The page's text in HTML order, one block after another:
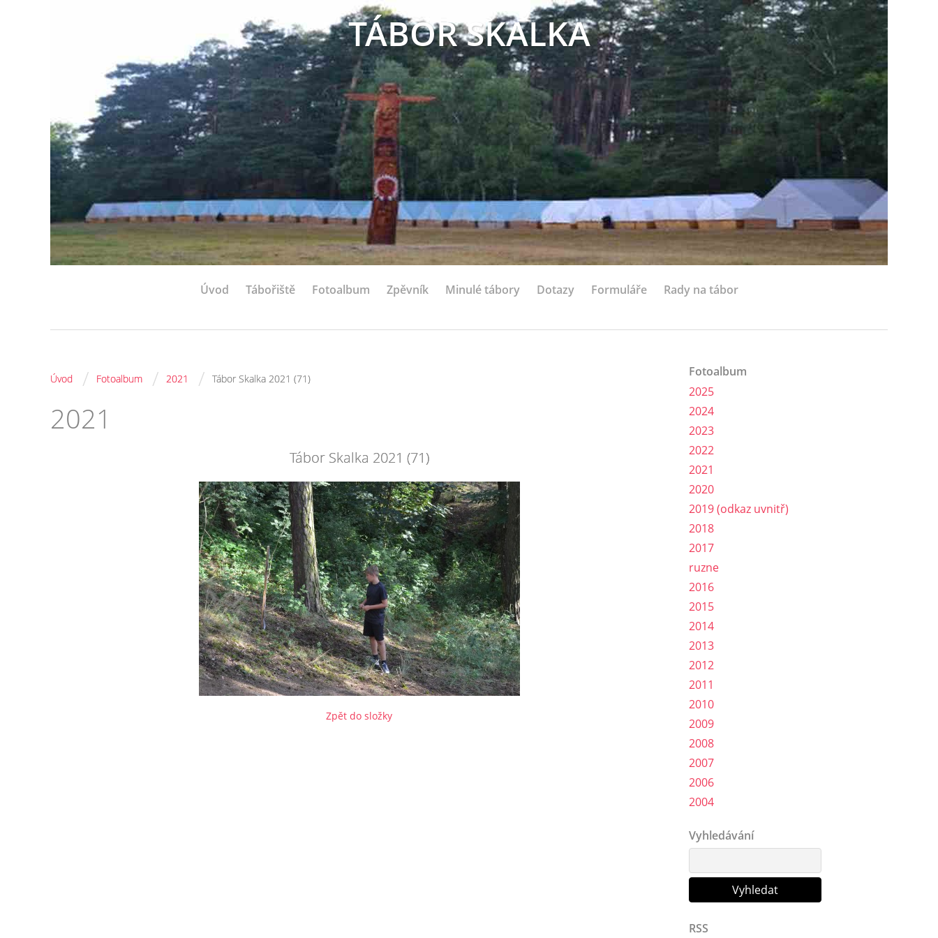
TÁBOR SKALKA
Úvod Tábořiště Fotoalbum Zpěvník Minulé tábory Dotazy Formuláře Rady na tábor
Úvod / Fotoalbum / 2021 / Tábor Skalka 2021 (71)
2021
Tábor Skalka 2021 (71)
Zpět do složky
Fotoalbum
2025
2024
2023
2022
2021
2020
2019 (odkaz uvnitř)
2018
2017
ruzne
2016
2015
2014
2013
2012
2011
2010
2009
2008
2007
2006
2004
Vyhledávání
RSS